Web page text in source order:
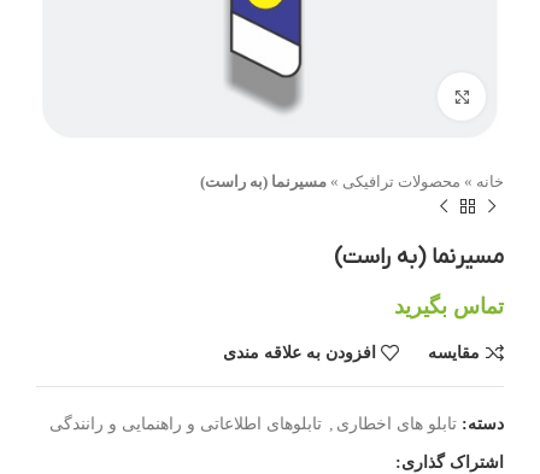
خانه » محصولات ترافیکی » مسیرنما (به راست)
مسیرنما (به راست)
تماس بگیرید
مقایسه افزودن به علاقه مندی
دسته: تابلو های اخطاری , تابلوهای اطلاعاتی و راهنمایی و رانندگی
اشتراک گذاری: